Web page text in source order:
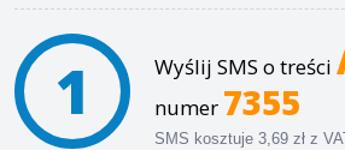
1 Wyślij SMS o treści
numer 7355
SMS kosztuje 3,69 zł z